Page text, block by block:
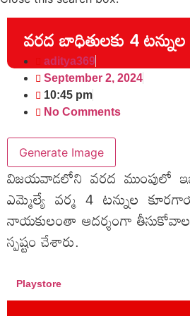
వరద బాధితులకు 4
aditya369
September 2, 2024
10:45 pm
No Comments
Generate Image
విజయవాడలోని వరద ముంపులో
ఎమ్మెల్యే వర్మ 4 టన్నుల
నాయకులంతా ఆదర్శంగా
స్పష్టం చేశారు.
Playstore